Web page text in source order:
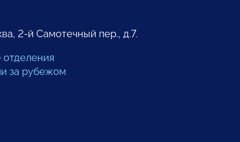
2-й Самотечный пер., д.7.
за рубежом